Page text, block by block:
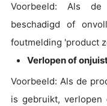
Voorbeeld: Als de
beschadigd of
foutmelding 'product
Verlopen of
Voorbeeld: Als de
is gebruikt,